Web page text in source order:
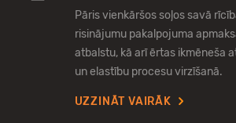
Pāris vienkāršos soļos savā
risinājumu pakalpojuma
atbalstu, kā arī ērtas ikmēneša
un elastību procesu virzīšanā.
UZZINĀT VAIRĀK